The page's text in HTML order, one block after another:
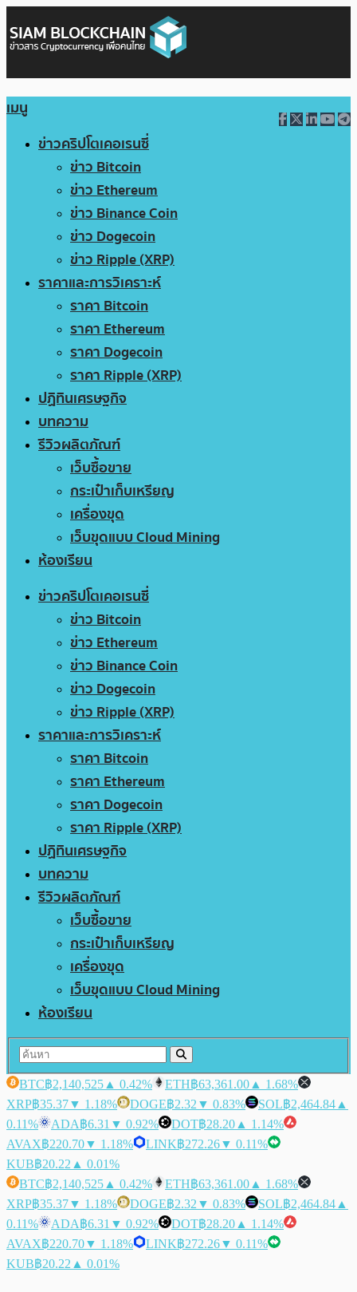
เมนู
ข่าวคริปโตเคอเรนซี่
ข่าว Bitcoin
ข่าว Ethereum
ข่าว Binance Coin
ข่าว Dogecoin
ข่าว Ripple (XRP)
ราคาและการวิเคราะห์
ราคา Bitcoin
ราคา Ethereum
ราคา Dogecoin
ราคา Ripple (XRP)
ปฏิทินเศรษฐกิจ
บทความ
รีวิวผลิตภัณฑ์
เว็บซื้อขาย
กระเป๋าเก็บเหรียญ
เครื่องขุด
เว็บขุดแบบ Cloud Mining
ห้องเรียน
ข่าวคริปโตเคอเรนซี่
ข่าว Bitcoin
ข่าว Ethereum
ข่าว Binance Coin
ข่าว Dogecoin
ข่าว Ripple (XRP)
ราคาและการวิเคราะห์
ราคา Bitcoin
ราคา Ethereum
ราคา Dogecoin
ราคา Ripple (XRP)
ปฏิทินเศรษฐกิจ
บทความ
รีวิวผลิตภัณฑ์
เว็บซื้อขาย
กระเป๋าเก็บเหรียญ
เครื่องขุด
เว็บขุดแบบ Cloud Mining
ห้องเรียน
BTC฿2,140,525 ▲ 0.42% ETH฿63,361.00 ▲ 1.68%
XRP฿35.37▼ 1.18% DOGE฿2.32 ▼ 0.83% SOL฿2,464.84 ▲
0.11%
ADA฿6.31 ▼ 0.92% DOT฿28.20 ▲ 1.14%
AVAX฿220.70▼ 1.18% LINK฿272.26▼ 0.11%
KUB฿20.22 ▲ 0.01%
BTC฿2,140,525 ▲ 0.42% ETH฿63,361.00 ▲ 1.68%
XRP฿35.37▼ 1.18% DOGE฿2.32 ▼ 0.83% SOL฿2,464.84 ▲
0.11%
ADA฿6.31 ▼ 0.92% DOT฿28.20 ▲ 1.14%
AVAX฿220.70▼ 1.18% LINK฿272.26▼ 0.11%
KUB฿20.22 ▲ 0.01%